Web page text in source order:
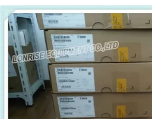
場
ツ
ア
ー